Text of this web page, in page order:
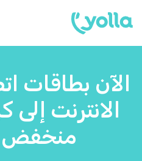
الآن بطاقات
الانترنت إلى
منخفض